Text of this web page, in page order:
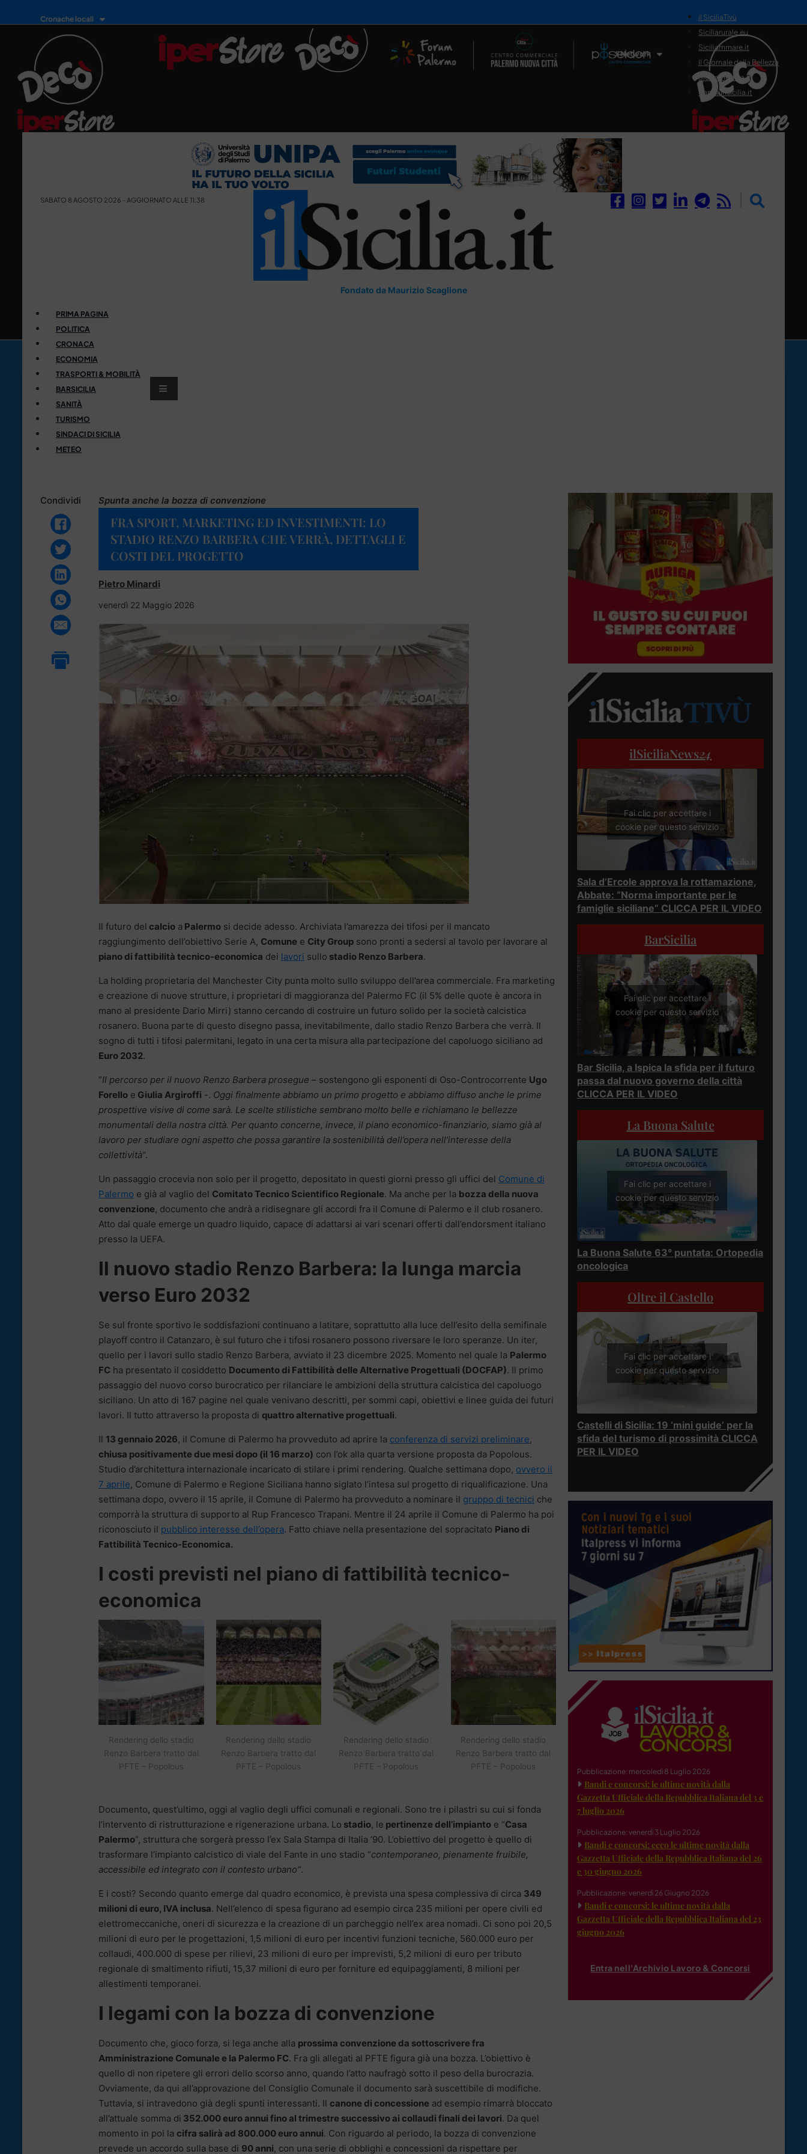
Cronache locali
Il Network
il SiciliaTivù
Siciliarurale.eu
Siciliammare.it
Il Giornale della Bellezza
Siciliamedica.it
Sanitainsicilia.it
SABATO 8 AGOSTO 2026 - AGGIORNATO ALLE 11:38
Fondato da Maurizio Scaglione
PRIMA PAGINA
POLITICA
CRONACA
ECONOMIA
TRASPORTI & MOBILITÀ
BARSICILIA
SANITÀ
TURISMO
SINDACI DI SICILIA
METEO
Condividi Spunta anche la bozza di convenzione
FRA SPORT, MARKETING ED INVESTIMENTI: LO
STADIO RENZO BARBERA CHE VERRÀ, DETTAGLI E
COSTI DEL PROGETTO
Pietro Minardi
venerdì 22 Maggio 2026
Il futuro del calcio a Palermo si decide adesso. Archiviata l’amarezza dei tifosi per il mancato
raggiungimento dell’obiettivo Serie A, Comune e City Group sono pronti a sedersi al tavolo per lavorare al
piano di fattibilità tecnico-economica dei lavori sullo stadio Renzo Barbera.
La holding proprietaria del Manchester City punta molto sullo sviluppo dell’area commerciale. Fra marketing
e creazione di nuove strutture, i proprietari di maggioranza del Palermo FC (il 5% delle quote è ancora in
mano al presidente Dario Mirri) stanno cercando di costruire un futuro solido per la società calcistica
rosanero. Buona parte di questo disegno passa, inevitabilmente, dallo stadio Renzo Barbera che verrà. Il
sogno di tutti i tifosi palermitani, legato in una certa misura alla partecipazione del capoluogo siciliano ad
Euro 2032.
“Il percorso per il nuovo Renzo Barbera prosegue – sostengono gli esponenti di Oso-Controcorrente Ugo
Forello e Giulia Argiroffi -. Oggi finalmente abbiamo un primo progetto e abbiamo diffuso anche le prime
prospettive visive di come sarà. Le scelte stilistiche sembrano molto belle e richiamano le bellezze
monumentali della nostra città. Per quanto concerne, invece, il piano economico-finanziario, siamo già al
lavoro per studiare ogni aspetto che possa garantire la sostenibilità dell’opera nell’interesse della
collettività“.
Un passaggio crocevia non solo per il progetto, depositato in questi giorni presso gli uffici del Comune di
Palermo e già al vaglio del Comitato Tecnico Scientifico Regionale. Ma anche per la bozza della nuova
convenzione, documento che andrà a ridisegnare gli accordi fra il Comune di Palermo e il club rosanero.
Atto dal quale emerge un quadro liquido, capace di adattarsi ai vari scenari offerti dall’endorsment italiano
presso la UEFA.
Il nuovo stadio Renzo Barbera: la lunga marcia
verso Euro 2032
Se sul fronte sportivo le soddisfazioni continuano a latitare, soprattutto alla luce dell’esito della semifinale
playoff contro il Catanzaro, è sul futuro che i tifosi rosanero possono riversare le loro speranze. Un iter,
quello per i lavori sullo stadio Renzo Barbera, avviato il 23 dicembre 2025. Momento nel quale la Palermo
FC ha presentato il cosiddetto Documento di Fattibilità delle Alternative Progettuali (DOCFAP). Il primo
passaggio del nuovo corso burocratico per rilanciare le ambizioni della struttura calcistica del capoluogo
siciliano. Un atto di 167 pagine nel quale venivano descritti, per sommi capi, obiettivi e linee guida dei futuri
lavori. Il tutto attraverso la proposta di quattro alternative progettuali.
Il 13 gennaio 2026, il Comune di Palermo ha provveduto ad aprire la conferenza di servizi preliminare,
chiusa positivamente due mesi dopo (il 16 marzo) con l’ok alla quarta versione proposta da Popolous.
Studio d’architettura internazionale incaricato di stilare i primi rendering. Qualche settimana dopo, ovvero il
7 aprile, Comune di Palermo e Regione Siciliana hanno siglato l’intesa sul progetto di riqualificazione. Una
settimana dopo, ovvero il 15 aprile, il Comune di Palermo ha provveduto a nominare il gruppo di tecnici che
comporrà la struttura di supporto al Rup Francesco Trapani. Mentre il 24 aprile il Comune di Palermo ha poi
riconosciuto il pubblico interesse dell’opera. Fatto chiave nella presentazione del sopracitato Piano di
Fattibilità Tecnico-Economica.
I costi previsti nel piano di fattibilità tecnico-
economica
Rendering dello stadio
Renzo Barbera tratto dal
PFTE – Popolous
Rendering dello stadio
Renzo Barbera tratto dal
PFTE – Popolous
Rendering dello stadio
Renzo Barbera tratto dal
PFTE – Popolous
Rendering dello stadio
Renzo Barbera tratto dal
PFTE – Popolous
Documento, quest’ultimo, oggi al vaglio degli uffici comunali e regionali. Sono tre i pilastri su cui si fonda
l’intervento di ristrutturazione e rigenerazione urbana. Lo stadio, le pertinenze dell’impianto e “Casa
Palermo“, struttura che sorgerà presso l’ex Sala Stampa di Italia ’90. L’obiettivo del progetto è quello di
trasformare l’impianto calcistico di viale del Fante in uno stadio “contemporaneo, pienamente fruibile,
accessibile ed integrato con il contesto urbano”.
E i costi? Secondo quanto emerge dal quadro economico, è prevista una spesa complessiva di circa 349
milioni di euro, IVA inclusa. Nell’elenco di spesa figurano ad esempio circa 235 milioni per opere civili ed
elettromeccaniche, oneri di sicurezza e la creazione di un parcheggio nell’ex area nomadi. Ci sono poi 20,5
milioni di euro per le progettazioni, 1,5 milioni di euro per incentivi funzioni tecniche, 560.000 euro per
collaudi, 400.000 di spese per rilievi, 23 milioni di euro per imprevisti, 5,2 milioni di euro per tributo
regionale di smaltimento rifiuti, 15,37 milioni di euro per forniture ed equipaggiamenti, 8 milioni per
allestimenti temporanei.
I legami con la bozza di convenzione
Documento che, gioco forza, si lega anche alla prossima convenzione da sottoscrivere fra
Amministrazione Comunale e la Palermo FC. Fra gli allegati al PFTE figura già una bozza. L’obiettivo è
quello di non ripetere gli errori dello scorso anno, quando l’atto naufragò sotto il peso della burocrazia.
Ovviamente, da qui all’approvazione del Consiglio Comunale il documento sarà suscettibile di modifiche.
Tuttavia, si intravedono già degli spunti interessanti. Il canone di concessione ad esempio rimarrà bloccato
all’attuale somma di 352.000 euro annui fino al trimestre successivo ai collaudi finali dei lavori. Da quel
momento in poi la cifra salirà ad 800.000 euro annui. Con riguardo al periodo, la bozza di convenzione
prevede un accordo sulla base di 90 anni, con una serie di obblighi e concessioni da rispettare per
ilSiciliaNews24
Fai clic per accettare i
cookie per questo servizio
Sala d’Ercole approva la rottamazione,
Abbate: “Norma importante per le
famiglie siciliane” CLICCA PER IL VIDEO
BarSicilia
Fai clic per accettare i
cookie per questo servizio
Bar Sicilia, a Ispica la sfida per il futuro
passa dal nuovo governo della città
CLICCA PER IL VIDEO
La Buona Salute
Fai clic per accettare i
cookie per questo servizio
La Buona Salute 63° puntata: Ortopedia
oncologica
Oltre il Castello
Fai clic per accettare i
cookie per questo servizio
Castelli di Sicilia: 19 ‘mini guide’ per la
sfida del turismo di prossimità CLICCA
PER IL VIDEO
Pubblicazione: mercoledì 8 Luglio 2026
Bandi e concorsi: le ultime novità dalla
Gazzetta Ufficiale della Repubblica Italiana del 3 e
7 luglio 2026
Pubblicazione: venerdì 3 Luglio 2026
Bandi e concorsi: ecco le ultime novità dalla
Gazzetta Ufficiale della Repubblica Italiana del 26
e 30 giugno 2026
Pubblicazione: venerdì 26 Giugno 2026
Bandi e concorsi: le ultime novità dalla
Gazzetta Ufficiale della Repubblica Italiana del 23
giugno 2026
Entra nell'Archivio Lavoro & Concorsi